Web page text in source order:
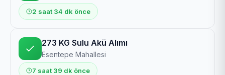
2 saat 34 dk önce
273 KG Sulu Akü Alımı
Esentepe Mahallesi
7 saat 39 dk önce